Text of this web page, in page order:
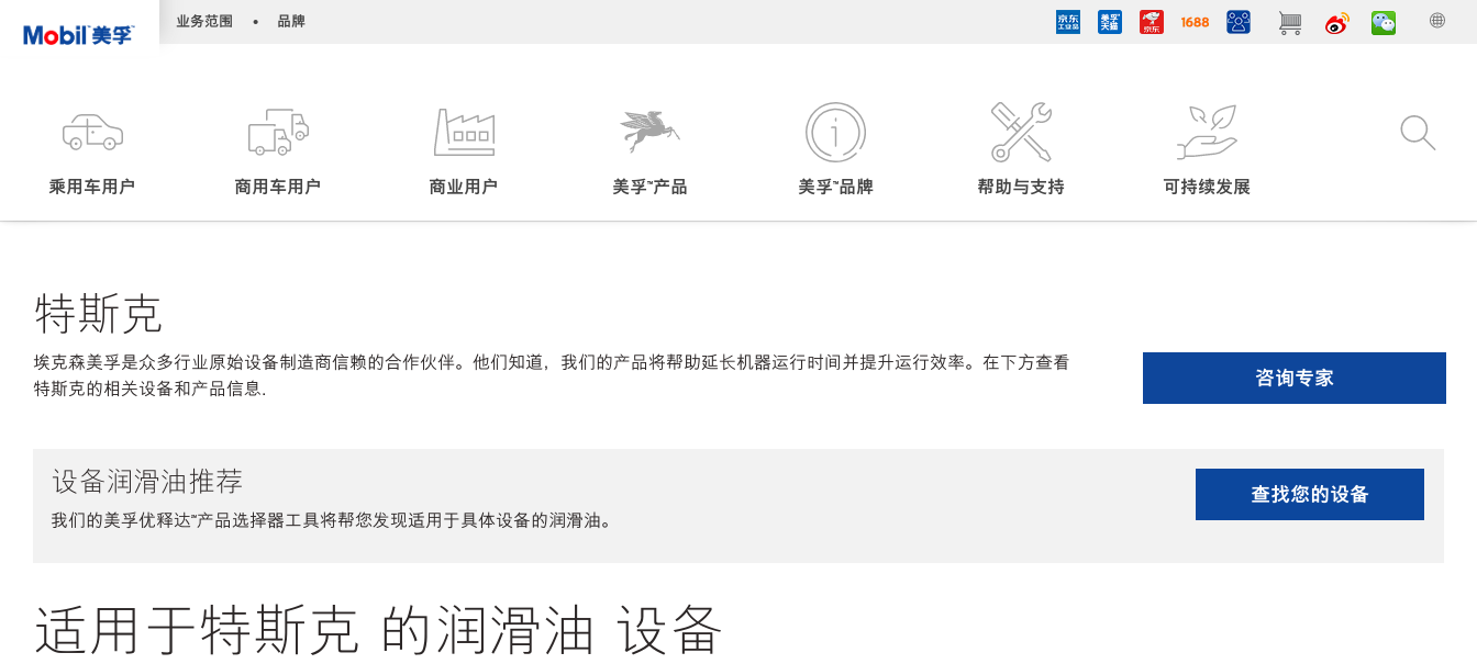
业务范围 • 品牌
乘用车用户 商用车用户 商业用户 美孚™产品 美孚™品牌 帮助与支持 可持续发展
特斯克
埃克森美孚是众多行业原始设备制造商信赖的合作伙伴。他们知道，我们的产品将帮助延长机器运行时间并提升运行效率。在下方查看
特斯克的相关设备和产品信息.
咨询专家
设备润滑油推荐
我们的美孚优释达℠产品选择器工具将帮您发现适用于具体设备的润滑油。
查找您的设备
适用于特斯克 的润滑油 设备